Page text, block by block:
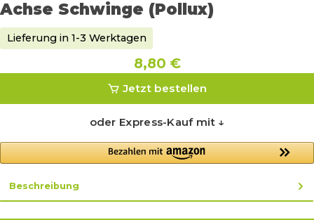
Achse Schwinge (Pollux)
Lieferung in 1-3 Werktagen
8,80 €
Jetzt bestellen
oder Express-Kauf mit ↓
Beschreibung